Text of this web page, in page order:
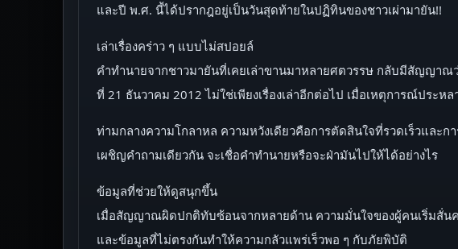
และปี พ.ศ. นี้ได้ปรากฎอยู่เป็นวันสุดท้ายในปฏิทินของชาวเผ่ามายัน!!
เล่าเรื่องคร่าว ๆ แบบไม่สปอยล์
คำทำนายจากชาวมายันที่เคยเล่าขานมาหลายศตวรรษ กลับมีสัญญาณ
ที่ 21 ธันวาคม 2012 ไม่ใช่เพียงเรื่องเล่าอีกต่อไป เมื่อเหตุการณ์ประ
ท่ามกลางความโกลาหล ความหวังเดียวคือการตัดสินใจที่รวดเร็วแล
เผชิญคำถามเดียวกัน จะเชื่อคำทำนายหรือจะฝ่ามันไปให้ได้อย่างไร
ข้อมูลที่ช่วยให้ดูสนุกขึ้น
เมื่อสัญญาณผิดปกติทับซ้อนจากหลายด้าน ความมั่นใจของผู้คนเริ่มสั่น
และข้อมูลที่ไม่ตรงกันทำให้ความกลัวแพร่เร็วพอ ๆ กับภัยพิบัติ